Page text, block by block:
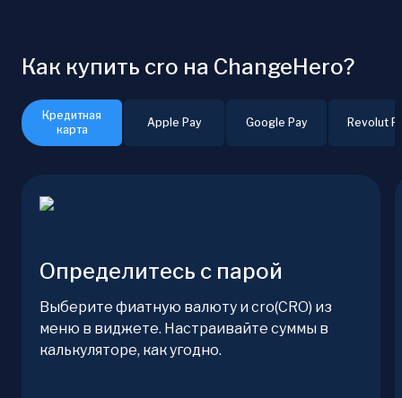
Как купить cro на ChangeHero?
Кредитная
карта
Apple Pay Google Pay Revolut
Определитесь с парой
Выберите фиатную валюту и cro(CRO) из
меню в виджете. Настраивайте суммы в
калькуляторе, как угодно.